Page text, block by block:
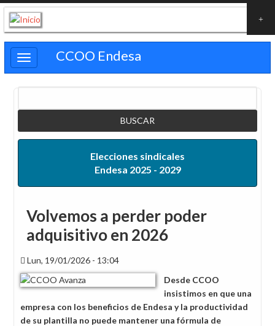
Pasar
contenido
principal
CCOO Endesa
Elecciones sindicales
Endesa 2025 - 2029
Volvemos a perder poder
adquisitivo en 2026
Lun, 19/01/2026 - 13:04
Desde CCOO
insistimos en que una
empresa con los beneficios de Endesa y la productividad
de su plantilla no puede mantener una fórmula de